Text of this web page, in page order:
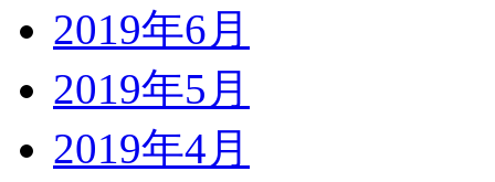
2019年6月
2019年5月
2019年4月